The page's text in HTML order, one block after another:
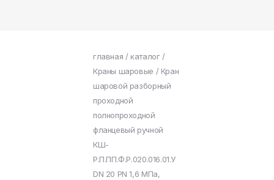
главная / каталог/
Краны шаровые / Кран
шаровой разборный
проходной
полнопроходной
фланцевый ручной
КШ-
Р.П.ПП.Ф.Р.020.016.01.У
DN 20 PN 1,6 МПа,